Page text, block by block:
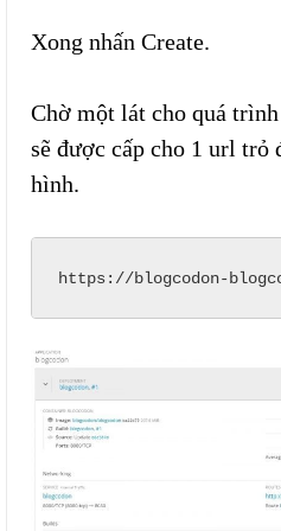
Xong nhấn Create.
Chờ một lát cho quá
sẽ được cấp cho 1 url trỏ
hình.
https://blogcodon-